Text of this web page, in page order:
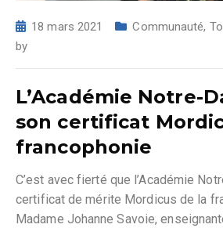
18 mars 2021 Communauté,
by
L’Académie Notre-
son certificat
francophonie
C’est avec fierté que l’Académie
certificat de mérite Mordicus de la
Madame Johanne Savoie,